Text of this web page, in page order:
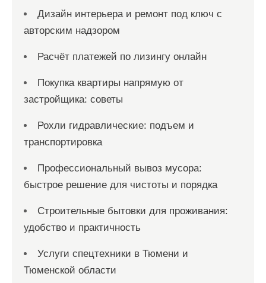
Дизайн интерьера и ремонт под ключ с
авторским надзором
Расчёт платежей по лизингу онлайн
Покупка квартиры напрямую от
застройщика: советы
Рохли гидравлические: подъем и
транспортировка
Профессиональный вывоз мусора:
быстрое решение для чистоты и порядка
Строительные бытовки для проживания:
удобство и практичность
Услуги спецтехники в Тюмени и
Тюменской области